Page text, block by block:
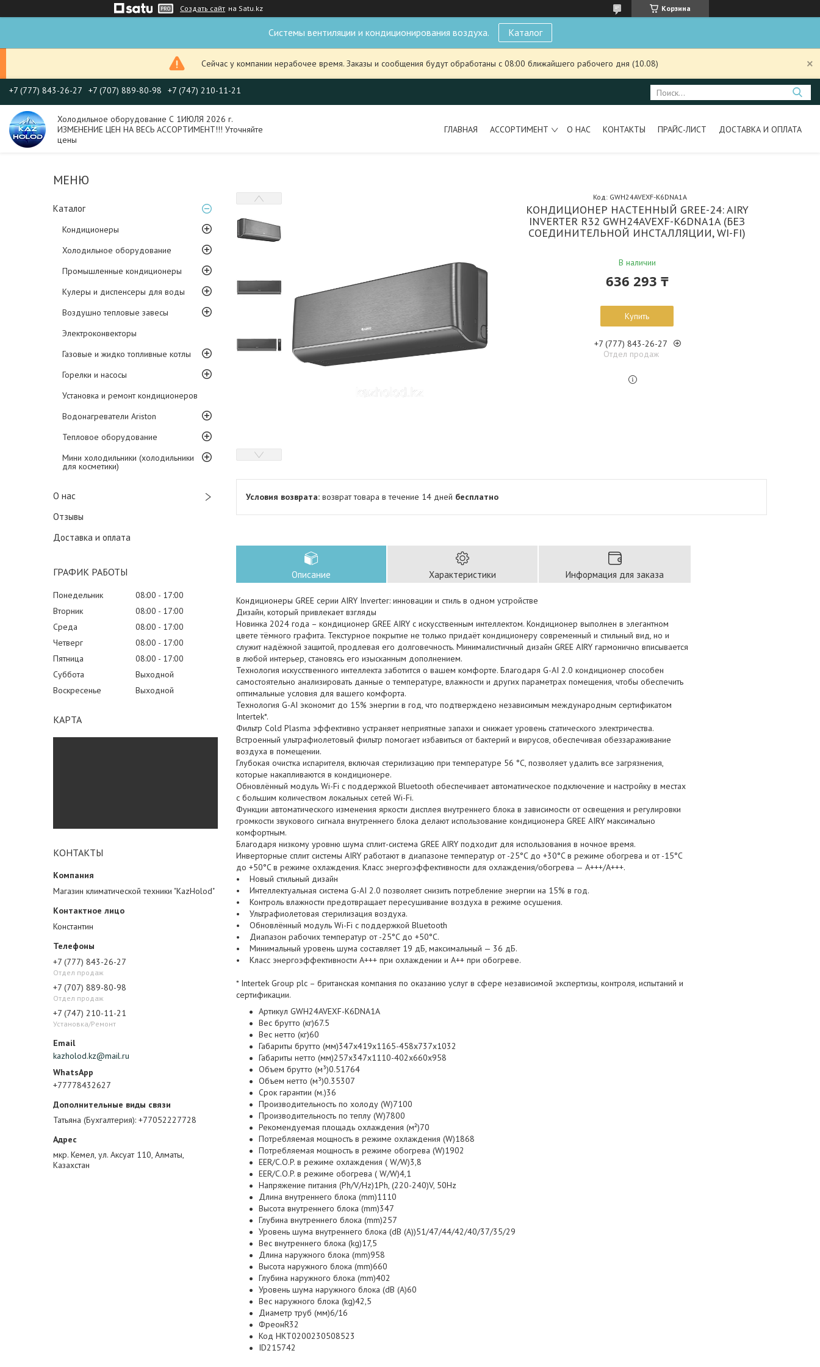
Создать сайт на Satu.kz Корзина
Системы вентиляции и кондиционирования воздуха. Каталог
Сейчас у компании нерабочее время. Заказы и сообщения будут обработаны с 08:00 ближайшего рабочего дня (10.08)
+7 (777) 843-26-27 +7 (707) 889-80-98 +7 (747) 210-11-21
Холодильное оборудование С 1ИЮЛЯ 2026 г.
ИЗМЕНЕНИЕ ЦЕН НА ВЕСЬ АССОРТИМЕНТ!!! Уточняйте
цены
ГЛАВНАЯ АССОРТИМЕНТ О НАС КОНТАКТЫ ПРАЙС-ЛИСТ ДОСТАВКА И ОПЛАТА
Каталог
Кондиционеры
Холодильное оборудование
Промышленные кондиционеры
Кулеры и диспенсеры для воды
Воздушно тепловые завесы
Электроконвекторы
Газовые и жидко топливные котлы
Горелки и насосы
Установка и ремонт кондиционеров
Водонагреватели Ariston
Тепловое оборудование
Мини холодильники (холодильники
для косметики)
О нас
Отзывы
Доставка и оплата
ГРАФИК РАБОТЫ
Понедельник 08:00
17:00
Вторник
08:00
17:00
Среда
08:00
17:00
Четверг
08:00
17:00
Пятница
08:00
17:00
Суббота
Выходной
Воскресенье
Выходной
КАРТА
КОНТАКТЫ
Магазин климатической техники "KazHolod"
Константин
+7 (777) 843-26-27
Отдел продаж
+7 (707) 889-80-98
Отдел продаж
+7 (747) 210-11-21
Установка/Ремонт
kazholod.kz@mail.ru
+77778432627
Татьяна (Бухгалтерия) +77052227728
мкр. Кемел, ул. Аксуат 110, Алматы,
Казахстан
КОНДИЦИОНЕР НАСТЕННЫЙ GREE-24: AIRY
INVERTER R32 GWH24AVEXF-K6DNA1A (БЕЗ
СОЕДИНИТЕЛЬНОЙ ИНСТАЛЛЯЦИИ, WI-FI)
В наличии
Код: GWH24AVEXF-K6DNA1A
636 293 ₸
Купить
+7 (777) 843-26-27
Отдел продаж
возврат товара в течение 14 дней бесплатно
Описание Характеристики Информация для заказа
Кондиционеры GREE серии AIRY Inverter: инновации и стиль в одном устройстве
Дизайн, который привлекает взгляды
Новинка 2024 года – кондиционер GREE AIRY с искусственным интеллектом. Кондиционер выполнен в элегантном
цвете тёмного графита. Текстурное покрытие не только придаёт кондиционеру современный и стильный вид, но и
служит надёжной защитой, продлевая его долговечность. Минималистичный дизайн GREE AIRY гармонично вписывается
в любой интерьер, становясь его изысканным дополнением.
Технология искусственного интеллекта заботится о вашем комфорте. Благодаря G-AI 2.0 кондиционер способен
самостоятельно анализировать данные о температуре, влажности и других параметрах помещения, чтобы обеспечить
оптимальные условия для вашего комфорта.
Технология G-AI экономит до 15% энергии в год, что подтверждено независимым международным сертификатом
Intertek*.
Фильтр Cold Plasma эффективно устраняет неприятные запахи и снижает уровень статического электричества.
Встроенный ультрафиолетовый фильтр помогает избавиться от бактерий и вирусов, обеспечивая обеззараживание
воздуха в помещении.
Глубокая очистка испарителя, включая стерилизацию при температуре 56 °C, позволяет удалить все загрязнения,
которые накапливаются в кондиционере.
Обновлённый модуль Wi-Fi с поддержкой Bluetooth обеспечивает автоматическое подключение и настройку в местах
с большим количеством локальных сетей Wi-Fi.
Функции автоматического изменения яркости дисплея внутреннего блока в зависимости от освещения и регулировки
громкости звукового сигнала внутреннего блока делают использование кондиционера GREE AIRY максимально
комфортным.
Благодаря низкому уровню шума сплит-система GREE AIRY подходит для использования в ночное время.
Инверторные сплит системы AIRY работают в диапазоне температур от -25°C до +30°C в режиме обогрева и от -15°C
до +50°C в режиме охлаждения. Класс энергоэффективности для охлаждения/обогрева — A+++/A+++.
• Новый стильный дизайн
• Интеллектуальная система G-AI 2.0 позволяет снизить потребление энергии на 15% в год.
• Контроль влажности предотвращает пересушивание воздуха в режиме осушения.
• Ультрафиолетовая стерилизация воздуха.
• Обновлённый модуль Wi-Fi с поддержкой Bluetooth
• Диапазон рабочих температур от -25°C до +50°C.
• Минимальный уровень шума составляет 19 дБ, максимальный — 36 дБ.
• Класс энергоэффективности A+++ при охлаждении и A++ при обогреве.
* Intertek Group plc – британская компания по оказанию услуг в сфере независимой экспертизы, контроля, испытаний и
сертификации.
Артикул GWH24AVEXF-K6DNA1A
Вес брутто (кг)67.5
Вес нетто (кг)60
Габариты брутто (мм)347x419x1165-458x737x1032
Габариты нетто (мм)257x347x1110-402x660x958
Объем брутто (м³)0.51764
Объем нетто (м³)0.35307
Срок гарантии (м.)36
Производительность по холоду (W)7100
Производительность по теплу (W)7800
Рекомендуемая площадь охлаждения (м²)70
Потребляемая мощность в режиме охлаждения (W)1868
Потребляемая мощность в режиме обогрева (W)1902
EER/C.O.P. в режиме охлаждения ( W/W)3,8
EER/C.O.P. в режиме обогрева ( W/W)4,1
Напряжение питания (Ph/V/Hz)1Ph, (220-240)V, 50Hz
Длина внутреннего блока (mm)1110
Высота внутреннего блока (mm)347
Глубина внутреннего блока (mm)257
Уровень шума внутреннего блока (dB (A))51/47/44/42/40/37/35/29
Вес внутреннего блока (kg)17,5
Длина наружного блока (mm)958
Высота наружного блока (mm)660
Глубина наружного блока (mm)402
Уровень шума наружного блока (dB (A)60
Вес наружного блока (kg)42,5
Диаметр труб (мм)6/16
ФреонR32
Код НКТ0200230508523
ID215742